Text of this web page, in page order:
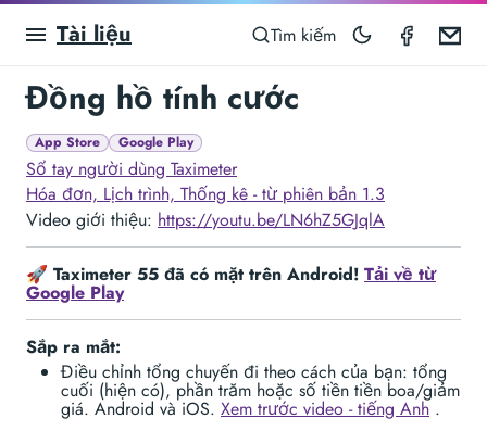
Tài liệu Tìm kiếm
Đồng hồ tính cước
App Store Google Play
Sổ tay người dùng Taximeter
Hóa đơn, Lịch trình, Thống kê - từ phiên bản 1.3
Video giới thiệu: https://youtu.be/LN6hZ5GJqlA
🚀 Taximeter 55 đã có mặt trên Android! Tải về từ
Google Play
Sắp ra mắt:
Điều chỉnh tổng chuyến đi theo cách của bạn: tổng
cuối (hiện có), phần trăm hoặc số tiền tiền boa/giảm
giá. Android và iOS. Xem trước video - tiếng Anh .